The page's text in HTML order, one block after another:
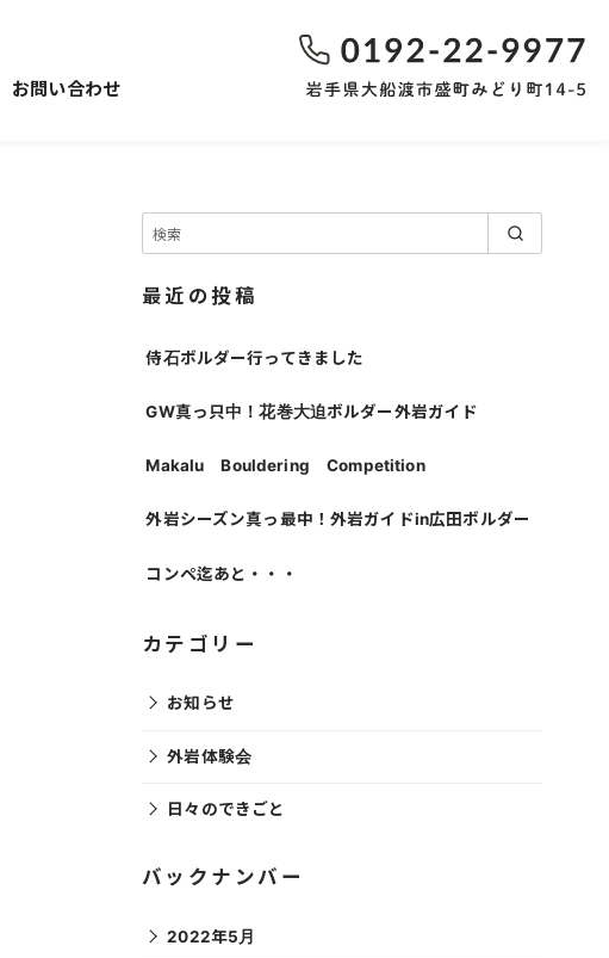
お問い合わせ
最近の投稿
侍石ボルダー行ってきました
GW真っ只中！花巻大迫ボルダー外岩ガイド
Makalu Bouldering Competition
外岩シーズン真っ最中！外岩ガイドin広田ボルダー
コンペ迄あと・・・
カテゴリー
お知らせ
外岩体験会
日々のできごと
バックナンバー
2022年5月